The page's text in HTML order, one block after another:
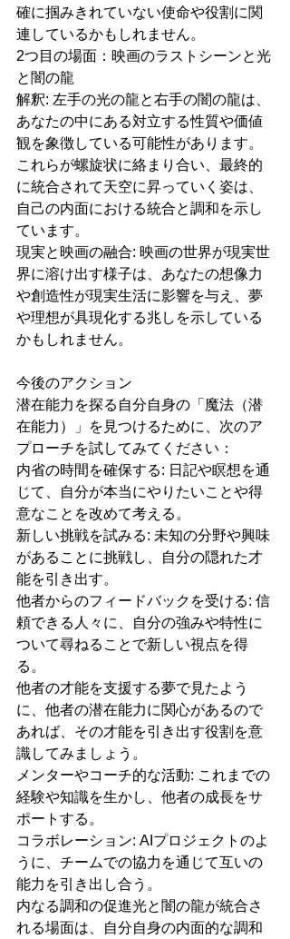
確に掴みきれていない使命や役割に関
連しているかもしれません。
2つ目の場面：映画のラストシーンと光
と闇の龍
解釈: 左手の光の龍と右手の闇の龍は、
あなたの中にある対立する性質や価値
観を象徴している可能性があります。
これらが螺旋状に絡まり合い、最終的
に統合されて天空に昇っていく姿は、
自己の内面における統合と調和を示し
ています。
現実と映画の融合: 映画の世界が現実世
界に溶け出す様子は、あなたの想像力
や創造性が現実生活に影響を与え、夢
や理想が具現化する兆しを示している
かもしれません。
今後のアクション
潜在能力を探る自分自身の「魔法（潜
在能力）」を見つけるために、次のア
プローチを試してみてください：
内省の時間を確保する: 日記や瞑想を通
じて、自分が本当にやりたいことや得
意なことを改めて考える。
新しい挑戦を試みる: 未知の分野や興味
があることに挑戦し、自分の隠れた才
能を引き出す。
他者からのフィードバックを受ける: 信
頼できる人々に、自分の強みや特性に
ついて尋ねることで新しい視点を得
る。
他者の才能を支援する夢で見たよう
に、他者の潜在能力に関心があるので
あれば、その才能を引き出す役割を意
識してみましょう。
メンターやコーチ的な活動: これまでの
経験や知識を生かし、他者の成長をサ
ポートする。
コラボレーション: AIプロジェクトのよ
うに、チームでの協力を通じて互いの
能力を引き出し合う。
内なる調和の促進光と闇の龍が統合さ
れる場面は、自分自身の内面的な調和